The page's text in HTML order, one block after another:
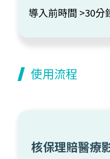
導入前時間 >30分
使用流程
核保理賠醫療